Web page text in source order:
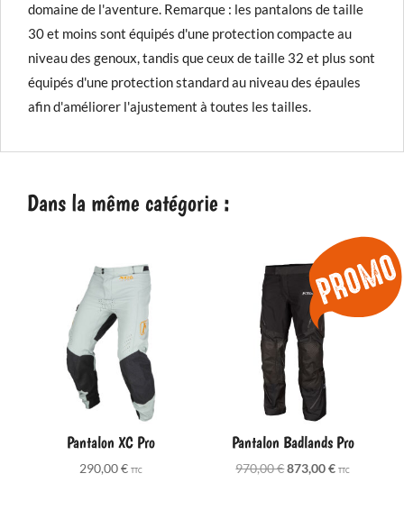
domaine de l'aventure. Remarque : les pantalons de taille
30 et moins sont équipés d'une protection compacte au
niveau des genoux, tandis que ceux de taille 32 et plus sont
équipés d'une protection standard au niveau des épaules
afin d'améliorer l'ajustement à toutes les tailles.
Dans la même catégorie :
Pantalon XC Pro
290,00€ TTC
Pantalon Badlands Pro
970,00€Le
873,00€Le
TTC